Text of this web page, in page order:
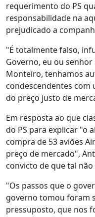
requerimento do PS
responsabilidade na
prejudicado a
"É totalmente falso,
Governo, eu ou
Monteiro, tenhamos
condescendentes com
do preço justo de
Em resposta ao que
do PS para explicar "o
compra de 53 aviões
preço de mercado",
convicto de que tal
"Os passos que o
governo tomou foram
pressuposto, que nos